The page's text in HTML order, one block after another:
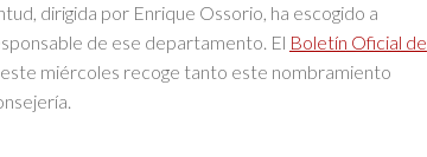
dirigida por Enrique Ossorio, ha escogido a
de ese departamento. El Boletín Oficial de
miércoles recoge tanto este nombramiento